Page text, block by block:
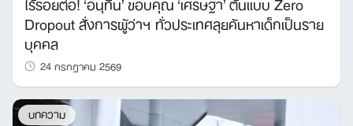
Dropout สั่งการผู้ว่าฯ ทั่วประเทศลุยค้นหาเด็กเป็นราย
บุคคล
24 กรกฎาคม 2569
บทความ